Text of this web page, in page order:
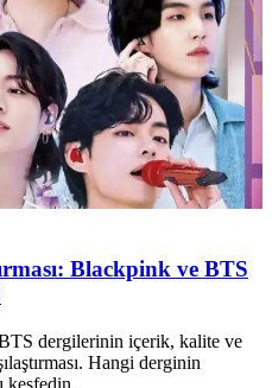
Blackpink ve BTS
dergilerinin içerik, kalite ve
Hangi derginin
keşfedin.